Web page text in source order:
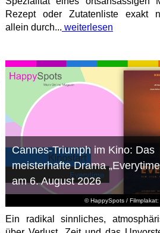
Rezept oder Zutatenliste exakt
allein durch... weiterlesen
© HappySpots / Filmplakat:
Cannes-Triumph im Kino: Das
meisterhafte Drama
am 6. August 2026
Ein radikal sinnliches,